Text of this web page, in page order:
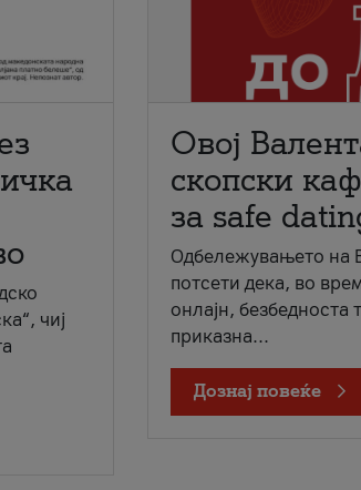
чиј
Овој
скопски
за safe
Одбележувањето на
потсети дека, во
онлајн, безбедноста
приказна...
Дознај повеќе